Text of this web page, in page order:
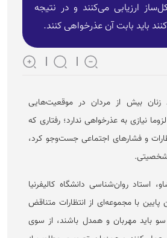
ارزیابی می‌کنند و در نتیجه
باید بابت آن عذرخواهی کنند.
زنان بیش از مردان در موقعیت‌هایی
نیازی به عذرخواهی ندارد؛ رفتاری که
و فشار‌های اجتماعی جست‌و‌جو کرد،
شخصیتی.
استاد روان‌شناسی دانشگاه کالیفرنیا
پایین با مجموعه‌ای از انتظارات متناقض
باید مهربان و همدل باشند، از سوی